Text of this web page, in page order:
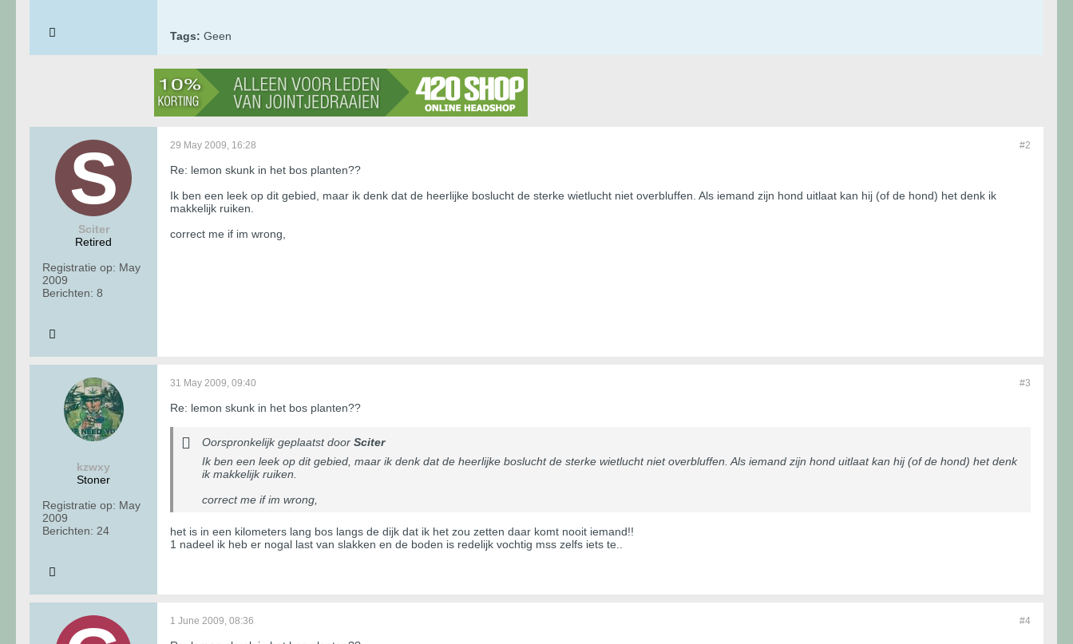
Tags: Geen
Sciter
Retired
Registratie op: May
2009
Berichten: 8
#2
29 May 2009, 16:28
Re: lemon skunk in het bos planten??
Ik ben een leek op dit gebied, maar ik denk dat de heerlijke boslucht de sterke wietlucht niet overbluffen. Als iemand zijn hond uitlaat kan hij (of de hond) het denk ik
makkelijk ruiken.
correct me if im wrong,
kzwxy
Stoner
Registratie op: May
2009
Berichten: 24
#3
31 May 2009, 09:40
Re: lemon skunk in het bos planten??
Oorspronkelijk geplaatst door Sciter
Ik ben een leek op dit gebied, maar ik denk dat de heerlijke boslucht de sterke wietlucht niet overbluffen. Als iemand zijn hond uitlaat kan hij (of de hond) het denk
ik makkelijk ruiken.
correct me if im wrong,
het is in een kilometers lang bos langs de dijk dat ik het zou zetten daar komt nooit iemand!!
1 nadeel ik heb er nogal last van slakken en de boden is redelijk vochtig mss zelfs iets te..
#4
1 June 2009, 08:36